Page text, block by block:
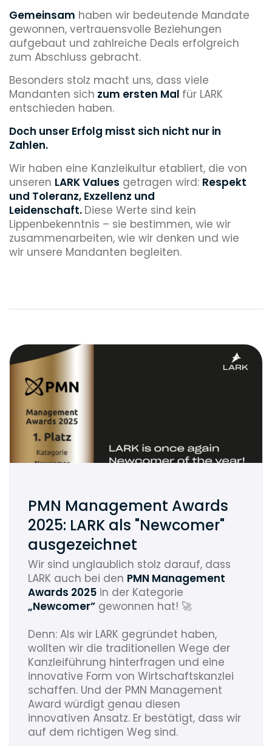
Gemeinsam haben wir bedeutende Mandate
gewonnen, vertrauensvolle Beziehungen
aufgebaut und zahlreiche Deals erfolgreich
zum Abschluss gebracht.
Besonders stolz macht uns, dass viele
Mandanten sich zum ersten Mal für LARK
entschieden haben.
Doch unser Erfolg misst sich nicht nur in
Zahlen.
Wir haben eine Kanzleikultur etabliert, die von
unseren LARK Values getragen wird: Respekt
und Toleranz, Exzellenz und
Leidenschaft. Diese Werte sind kein
Lippenbekenntnis – sie bestimmen, wie wir
zusammenarbeiten, wie wir denken und wie
wir unsere Mandanten begleiten.
PMN Management Awards
2025: LARK als "Newcomer"
ausgezeichnet
Wir sind unglaublich stolz darauf, dass
LARK auch bei den PMN Management
Awards 2025 in der Kategorie
„Newcomer” gewonnen hat! 🚀
Denn: Als wir LARK gegründet haben,
wollten wir die traditionellen Wege der
Kanzleiführung hinterfragen und eine
innovative Form von Wirtschaftskanzlei
schaffen. Und der PMN Management
Award würdigt genau diesen
innovativen Ansatz. Er bestätigt, dass wir
auf dem richtigen Weg sind.